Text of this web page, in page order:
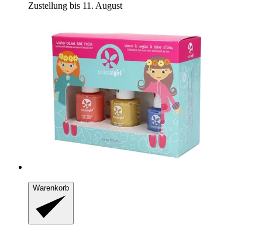
Zustellung bis 11. August
Warenkorb